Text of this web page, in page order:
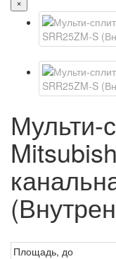
Мульти-
Площадь, до